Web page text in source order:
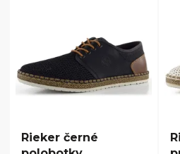
Rieker černé